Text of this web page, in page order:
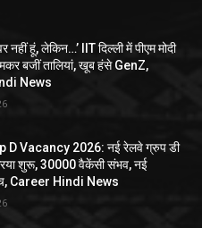
नहीं हूं, लेकिन…’ IIT दिल्ली में पीएम मोदी
बजीं तालियां, खूब हंसे GenZ,
News
D Vacancy 2026: नई रेलवे ग्रुप डी
शुरू, 30000 वैकेंसी संभव, नई
Career Hindi News